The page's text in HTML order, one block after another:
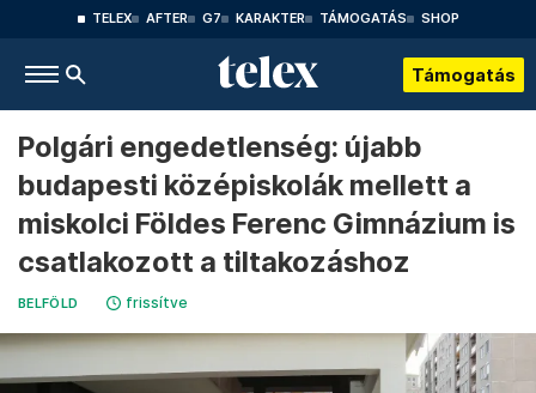
TELEX AFTER G7 KARAKTER TÁMOGATÁS SHOP
Támogatás
Polgári engedetlenség: újabb
budapesti középiskolák mellett a
miskolci Földes Ferenc Gimnázium is
csatlakozott a tiltakozáshoz
BELFÖLD frissítve